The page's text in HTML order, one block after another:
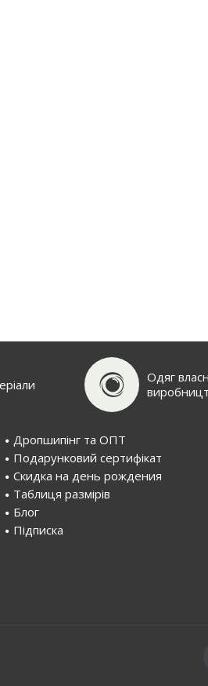
Одяг
Дропшипінг та ОПТ
Подарунковий сертифiкат
Скидка на день рождения
Таблиця размірів
Блог
Пiдписка